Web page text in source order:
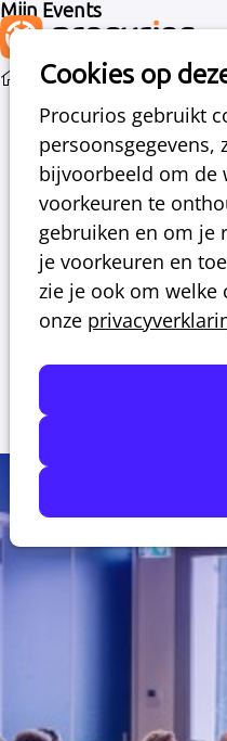
Cookies op
Procurios gebruikt
persoonsgegevens,
bijvoorbeeld om de
voorkeuren te
gebruiken en om je
je voorkeuren en
zie je ook om welke
onze
Mijn Events
Events Over Jouw
di
17
mrt
2026
14:30 - 15:30
Jouw event: van
relevant thema